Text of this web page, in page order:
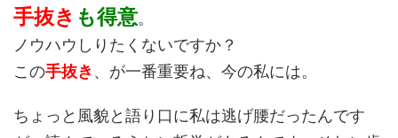
手抜き も得意。
ノウハウしりたくないですか？
この手抜き 、が一番重要ね、今の私には。
ちょっと風貌と語り口に私は逃げ腰だったんです